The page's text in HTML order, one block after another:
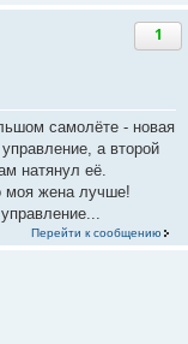
1
самолёте - новая
а второй
натянул её.
моя жена лучше!
Перейти к сообщению